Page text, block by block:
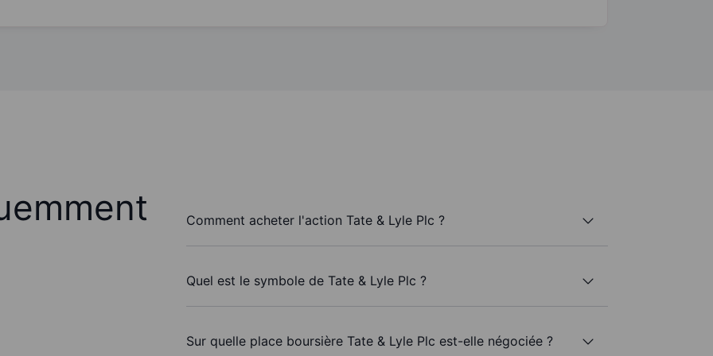
Comment acheter l'action Tate & Lyle Plc ?
Quel est le symbole de Tate & Lyle Plc ?
Sur quelle place boursière Tate & Lyle Plc est-elle négociée ?